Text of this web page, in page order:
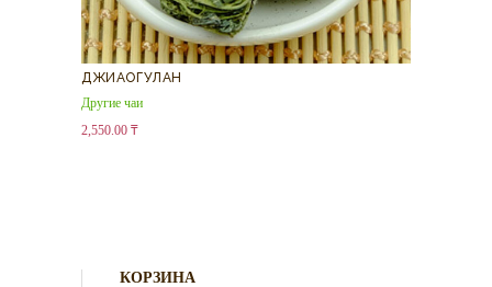
ДЖИАОГУЛАН
Другие чаи
2,550.00 ₸
КОРЗИНА